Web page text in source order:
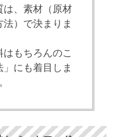
、素材（原材
）で決まりま
はもちろんのこ
にも着目しま